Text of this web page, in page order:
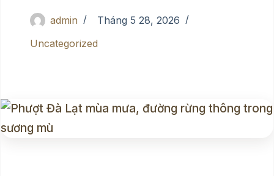
admin
Tháng 5 28, 2026
Uncategorized